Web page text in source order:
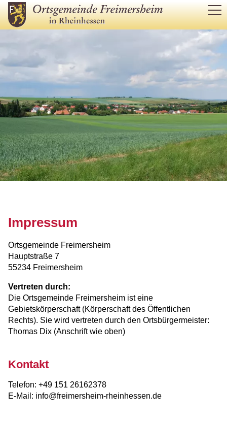
BÜRGERSERVICE
LEBEN IM ORT
TOURISMUS & KULTUR
WIRTSCHAFT
Impressum
Ortsgemeinde Freimersheim
Hauptstraße 7
55234 Freimersheim
Vertreten durch:
Die Ortsgemeinde Freimersheim ist eine
Gebietskörperschaft (Körperschaft des Öffentlichen
Rechts). Sie wird vertreten durch den Ortsbürgermeister:
Thomas Dix (Anschrift wie oben)
Kontakt
Telefon: +49 151 26162378
E-Mail: info@freimersheim-rheinhessen.de